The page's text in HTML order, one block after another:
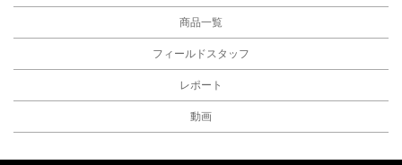
商品一覧
フィールドスタッフ
レポート
動画